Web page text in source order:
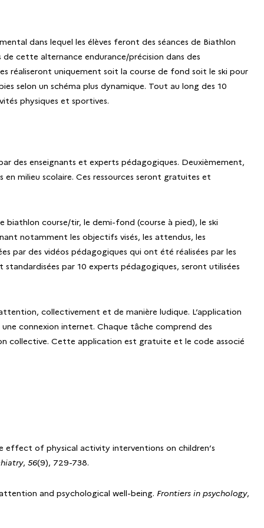
dans lequel les élèves feront des séances de Biathlon
cette alternance endurance/précision dans des
réaliseront uniquement soit la course de fond soit le ski pour
selon un schéma plus dynamique. Tout au long des 10
physiques et sportives.
des enseignants et experts pédagogiques. Deuxièmement,
milieu scolaire. Ces ressources seront gratuites et
biathlon course/tir, le demi-fond (course à pied), le ski
notamment les objectifs visés, les attendus, les
par des vidéos pédagogiques qui ont été réalisées par les
standardisées par 10 experts pédagogiques, seront utilisées
collectivement et de manière ludique. L’application
connexion internet. Chaque tâche comprend des
collective. Cette application est gratuite et le code associé
effect of physical activity interventions on children’s
, 56(9), 729-738.
and psychological well-being. Frontiers in psychology,